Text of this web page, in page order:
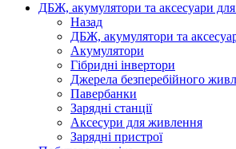
ДБЖ, акумулятори та аксесуари
Назад
ДБЖ, акумулятори та
Акумулятори
Гібридні інвертори
Джерела безперебійного
Павербанки
Зарядні станції
Аксесури для живлення
Зарядні пристрої